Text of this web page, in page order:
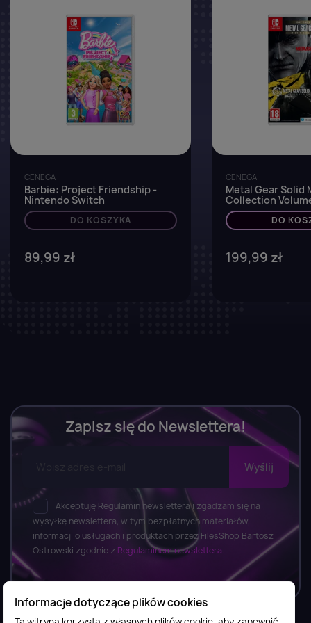
CENEGA
Barbie: Project Friendship -
Nintendo Switch
DO KOSZYKA
89,99 zł
CENEGA
Metal Gear Solid
Collection
Switch
DO
199,99 zł
Zapisz się do Newslettera!
Akceptuję Regulamin newslettera i zgadzam się na
wysyłkę newslettera, w tym bezpłatnych materiałów,
informacji o usługach i produktach przez FilesShop Bartosz
Ostrowski zgodnie z Regulaminem newslettera.
Informacje dotyczące plików cookies